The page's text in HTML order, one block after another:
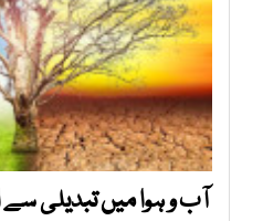
آب و ہوا میں تبدیلی